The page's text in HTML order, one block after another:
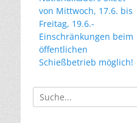
von Mittwoch, 17.6. bis
Freitag, 19.6.-
Einschränkungen beim
öffentlichen
Schießbetrieb möglich!
Suche
nach: